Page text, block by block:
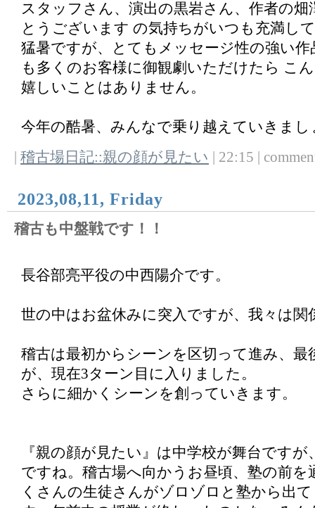
スタッフさん、演出の黒岩さん、作者の
とうございます の気持ちがいつも充満し
猛暑ですが、とてもメッセージ性の強い
も多くのお客様に御観劇いただけたら こ
嬉しいことはありません。
今年の酷暑、みんなで乗り越えていきまし
稽古場日記::親の顔が見たい | 22:15 |
2023,08,11, Friday
稽古も中盤戦です！！
長谷部亮平役の中西陽介です。
世の中はお盆休みに突入ですが、我々は関
稽古は最初からシーンを区切って進み、最
が、現在3ターン目に入りました。
さらに細かくシーンを創っていきます。
『親の顔が見たい』は中学校が舞台です
ですね。稽古場へ向かうお昼頃、塾の前を
くさんの生徒さんがゾロゾロと塾から出